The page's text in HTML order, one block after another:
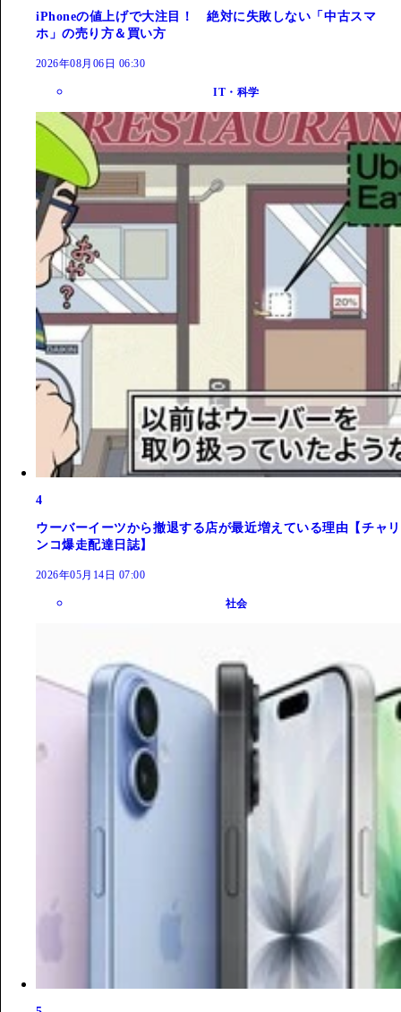
iPhoneの値上げで大注目！ 絶対に失敗しない「中古スマ
ホ」の売り方＆買い方
2026年08月06日 06:30
IT・科学
4
ウーバーイーツから撤退する店が最近増えている理由【チャリ
ンコ爆走配達日誌】
2026年05月14日 07:00
社会